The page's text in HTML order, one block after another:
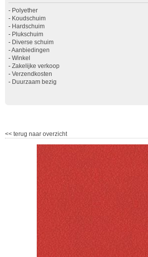
- Polyether
- Koudschuim
- Hardschuim
- Plukschuim
- Diverse schuim
-Aanbiedingen
- Winkel
- Zakelijke verkoop
- Verzendkosten
- Duurzaam bezig
<< terug naar overzicht